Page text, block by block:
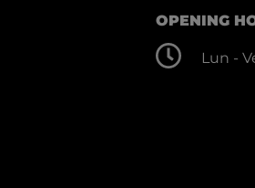
OPENING
Lun -